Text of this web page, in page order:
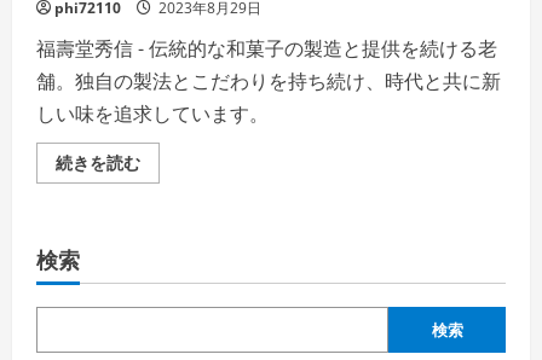
の
詳
細
を
ご
覧
く
だ
さ
phi72110 2023年8月29日
福壽堂秀信 - 伝統的な和菓子の製造と提供を続ける老
舗。独自の製法とこだわりを持ち続け、時代と共に新
しい味を追求しています。
続きを読む福
壽
解
評
良
検索
検索